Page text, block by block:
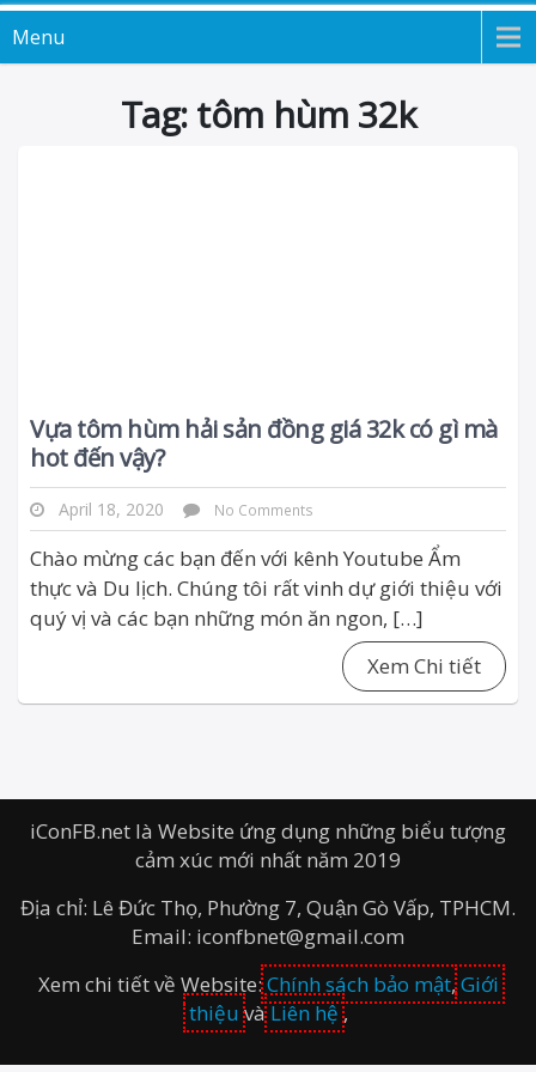
Menu
Tag: tôm hùm 32k
Vựa tôm hùm hải sản đồng giá 32k có gì mà
hot đến vậy?
April 18, 2020 No Comments
Chào mừng các bạn đến với kênh Youtube Ẩm
thực và Du lịch. Chúng tôi rất vinh dự giới thiệu với
quý vị và các bạn những món ăn ngon, […]
Xem Chi tiết
iConFB.net là Website ứng dụng những biểu tượng
cảm xúc mới nhất năm 2019
Địa chỉ: Lê Đức Thọ, Phường 7, Quận Gò Vấp, TPHCM.
Email: iconfbnet@gmail.com
Xem chi tiết về Website:Chính sách bảo mật,Giới
thiệu vàLiên hệ,